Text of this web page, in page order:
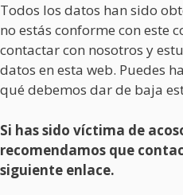
Todos los datos han sido
no estás conforme con este
contactar con nosotros y
datos en esta web. Puedes
qué debemos dar de baja
Si has sido víctima de
recomendamos que
siguiente enlace.